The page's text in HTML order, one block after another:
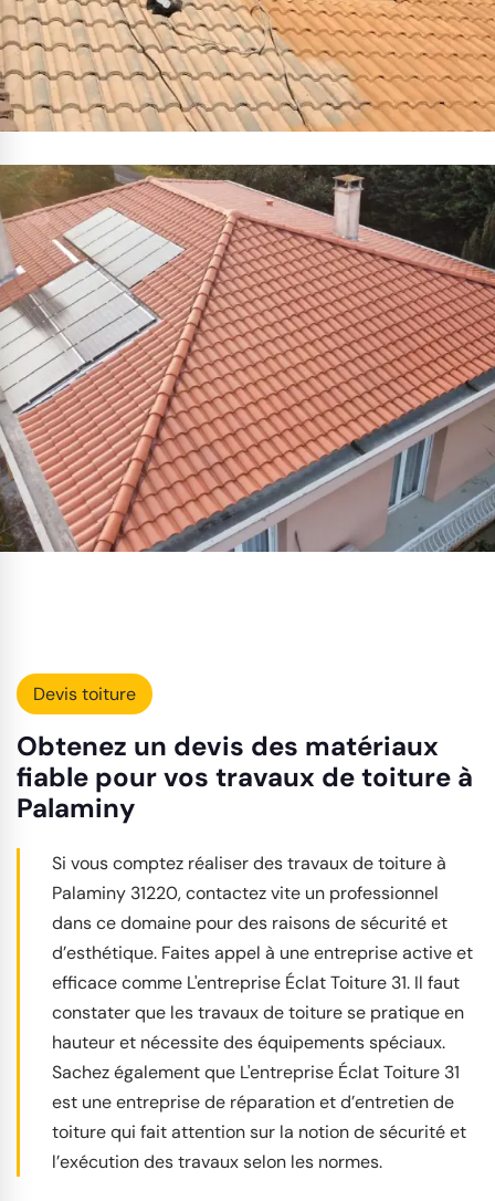
Devis toiture
Obtenez un devis des matériaux
fiable pour vos travaux de toiture à
Palaminy
Si vous comptez réaliser des travaux de toiture à
Palaminy 31220, contactez vite un professionnel
dans ce domaine pour des raisons de sécurité et
d’esthétique. Faites appel à une entreprise active et
efficace comme L'entreprise Éclat Toiture 31. Il faut
constater que les travaux de toiture se pratique en
hauteur et nécessite des équipements spéciaux.
Sachez également que L'entreprise Éclat Toiture 31
est une entreprise de réparation et d’entretien de
toiture qui fait attention sur la notion de sécurité et
l’exécution des travaux selon les normes.